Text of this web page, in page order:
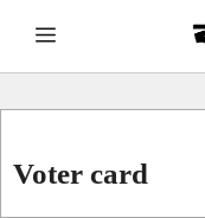
Skip Menu
Voter card